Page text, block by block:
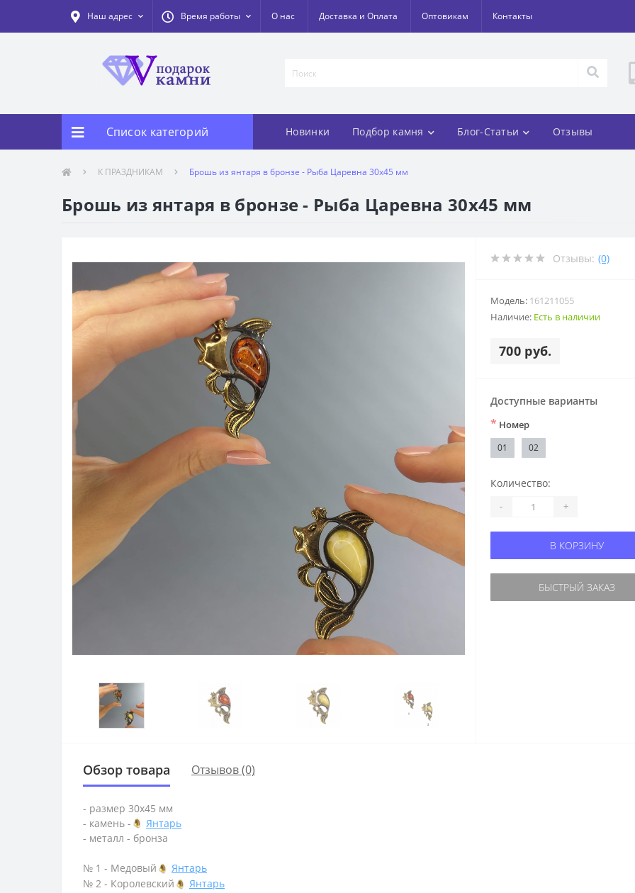
Наш адрес Время работы О нас Доставка и Оплата Оптовикам Контакты
Список категорий Новинки Подбор камня Блог-Статьи Отзывы
К ПРАЗДНИКАМ Брошь из янтаря в бронзе - Рыба Царевна 30х45 мм
Брошь из янтаря в бронзе - Рыба Царевна 30х45 мм
Отзывы: (0)
Модель: 161211055
Наличие: Есть в наличии
700 руб.
Доступные варианты
* Номер
01 02
Количество:
- +
В КОРЗИНУ
БЫСТРЫЙ ЗАКАЗ
Обзор товара Отзывов (0)
- размер 30х45 мм
- камень -
Янтарь
- металл - бронза
№ 1 - Медовый
Янтарь
№ 2 - Королевский
Янтарь